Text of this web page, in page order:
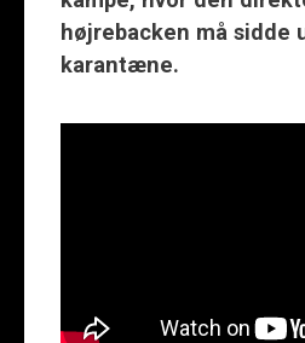
højrebacken må sidde
karantæne.